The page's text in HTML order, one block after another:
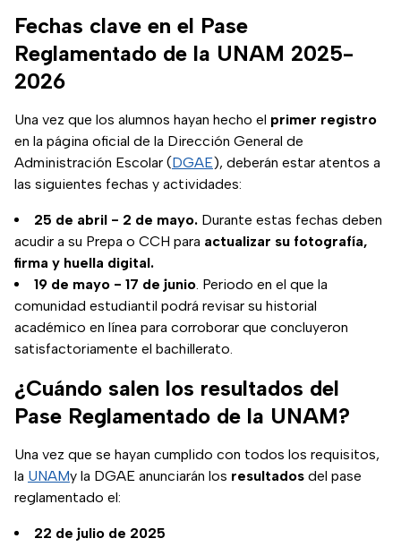
Fechas clave en el Pase
Reglamentado de la UNAM 2025-
2026
Una vez que los alumnos hayan hecho el primer registro
en la página oficial de la Dirección General de
Administración Escolar (DGAE), deberán estar atentos a
las siguientes fechas y actividades:
25 de abril - 2 de mayo. Durante estas fechas deben
acudir a su Prepa o CCH para actualizar su fotografía,
firma y huella digital.
19 de mayo - 17 de junio. Periodo en el que la
comunidad estudiantil podrá revisar su historial
académico en línea para corroborar que concluyeron
satisfactoriamente el bachillerato.
¿Cuándo salen los resultados del
Pase Reglamentado de la UNAM?
Una vez que se hayan cumplido con todos los requisitos,
la UNAMy la DGAE anunciarán los resultados del pase
reglamentado el:
22 de julio de 2025